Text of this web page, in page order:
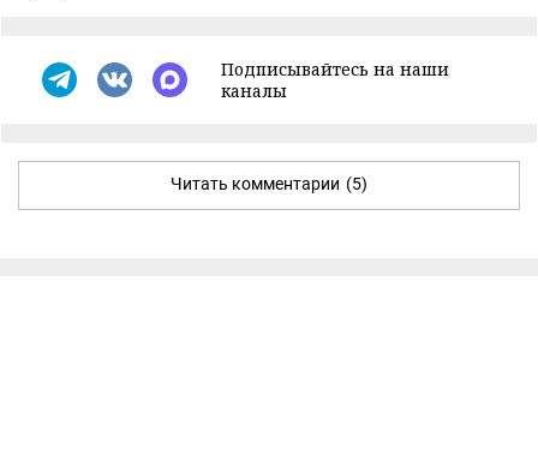
Подписывайтесь на наши
каналы
Читать комментарии (5)